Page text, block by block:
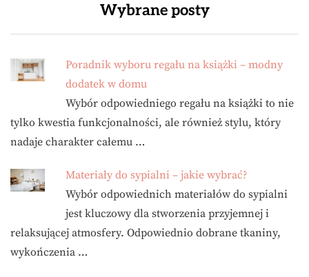
Wybrane posty
Poradnik wyboru regału na książki – modny
dodatek w domu
Wybór odpowiedniego regału na książki to nie
tylko kwestia funkcjonalności, ale również stylu, który
nadaje charakter całemu …
Materiały do sypialni – jakie wybrać?
Wybór odpowiednich materiałów do sypialni
jest kluczowy dla stworzenia przyjemnej i
relaksującej atmosfery. Odpowiednio dobrane tkaniny,
wykończenia …